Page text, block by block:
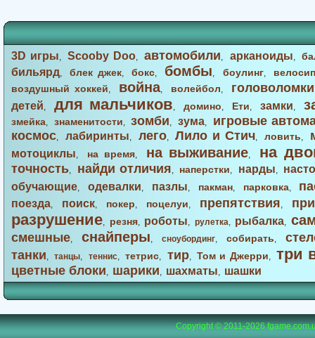
3D игры,Scooby Doo,автомобили, арканоиды,
бильярд,блек джек,бокс, бомбы, боулинг,
воздушный хоккей, война, волейбол, головоломки
детей, для мальчиков, домино, Ети, замки,
змейка, знаменитости,зомби, зума,
игровые
космос, лабиринты, лего,Лило и Стич,ловить,
мотоциклы, на время, на выживание, на
точность, найди отличия, наперстки, нарды,
обучающие, одевалки, пазлы, пакман, парковка,
поезда, поиск, покер, поцелуи, препятствия,
разрушение, резня, роботы, рулетка, рыбалка,
смешные, снайперы, сноубординг, собирать,
танки,танцы, теннис,тетрис, тир,Том и Джерри, три
цветные блоки, шарики, шахматы, шашки
Copyright © 2011-2026